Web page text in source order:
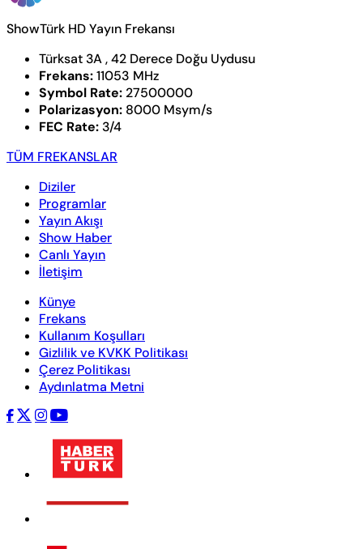
ShowTürk HD Yayın Frekansı
Türksat 3A , 42 Derece Doğu Uydusu
Frekans:11053 MHz
Symbol Rate: 27500000
Polarizasyon: 8000 Msym/s
FEC Rate: 3/4
TÜM FREKANSLAR
Diziler
Programlar
Yayın Akışı
Show Haber
Canlı Yayın
İletişim
Künye
Frekans
Kullanım Koşulları
Gizlilik ve KVKK Politikası
Çerez Politikası
Aydınlatma Metni